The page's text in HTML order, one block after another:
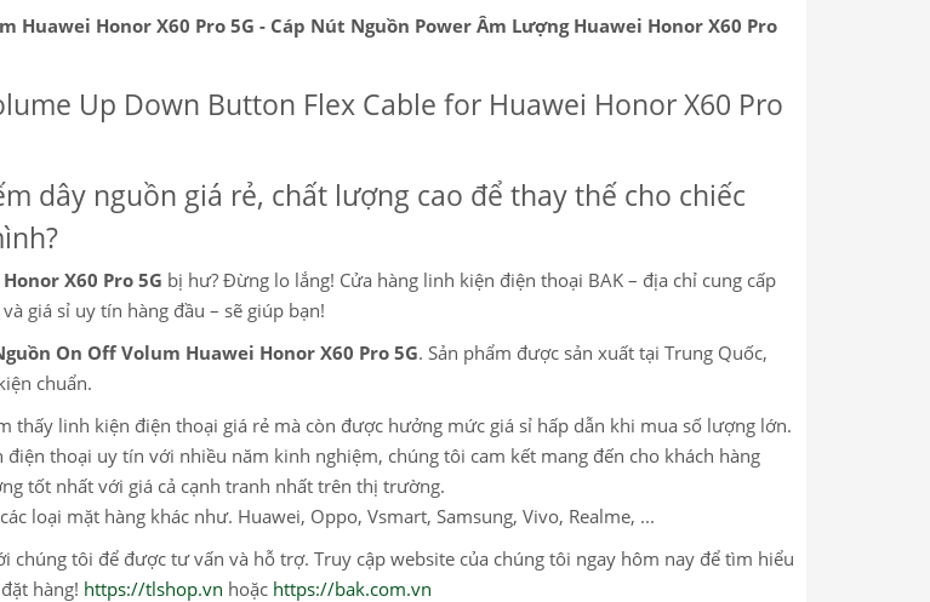
Huawei Honor X60 Pro 5G - Cáp Nút Nguồn Power Âm Lượng Huawei Honor X60 Pro
Up Down Button Flex Cable for Huawei Honor X60 Pro
dây nguồn giá rẻ, chất lượng cao để thay thế cho chiếc
X60 Pro 5G bị hư? Đừng lo lắng! Cửa hàng linh kiện điện thoại BAK – địa chỉ cung cấp
giá sỉ uy tín hàng đầu – sẽ giúp bạn!
On Off Volum Huawei Honor X60 Pro 5G. Sản phẩm được sản xuất tại Trung Quốc,
chuẩn.
thấy linh kiện điện thoại giá rẻ mà còn được hưởng mức giá sỉ hấp dẫn khi mua số lượng lớn.
điện thoại uy tín với nhiều năm kinh nghiệm, chúng tôi cam kết mang đến cho khách hàng
tốt nhất với giá cả cạnh tranh nhất trên thị trường.
loại mặt hàng khác như. Huawei, Oppo, Vsmart, Samsung, Vivo, Realme, ...
chúng tôi để được tư vấn và hỗ trợ. Truy cập website của chúng tôi ngay hôm nay để tìm hiểu
hàng! https://tlshop.vn hoặc https://bak.com.vn